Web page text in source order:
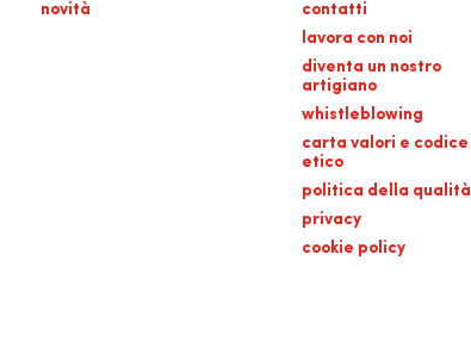
novità
contatti
lavora con noi
diventa un nostro
artigiano
whistleblowing
carta valori e codice
etico
politica della qualità
privacy
cookie policy